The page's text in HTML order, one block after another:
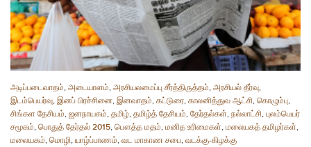
அடிப்படைவாதம், அடையாளம், அரசியலமைப்பு சீர்த்திருத்தம், அரசியல் தீர்வு,
இடம்பெயர்வு, இனப் பிரச்சினை, இனவாதம், கட்டுரை, காலனித்துவ ஆட்சி, கொழும்பு,
சிங்கள தேசியம், ஜனநாயகம், தமிழ், தமிழ்த் தேசியம், தேர்தல்கள், நல்லாட்சி, புலம்பெயர்
சமூகம், பொதுத் தேர்தல் 2015, பௌத்த மதம், மனித உரிமைகள், மலையகத் தமிழர்கள்,
மலையகம், மொழி, யாழ்ப்பாணம், வட மாகாண சபை, வடக்கு-கிழக்கு